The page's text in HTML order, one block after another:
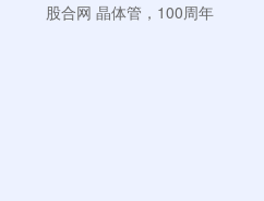
股合网 晶体管，100周年